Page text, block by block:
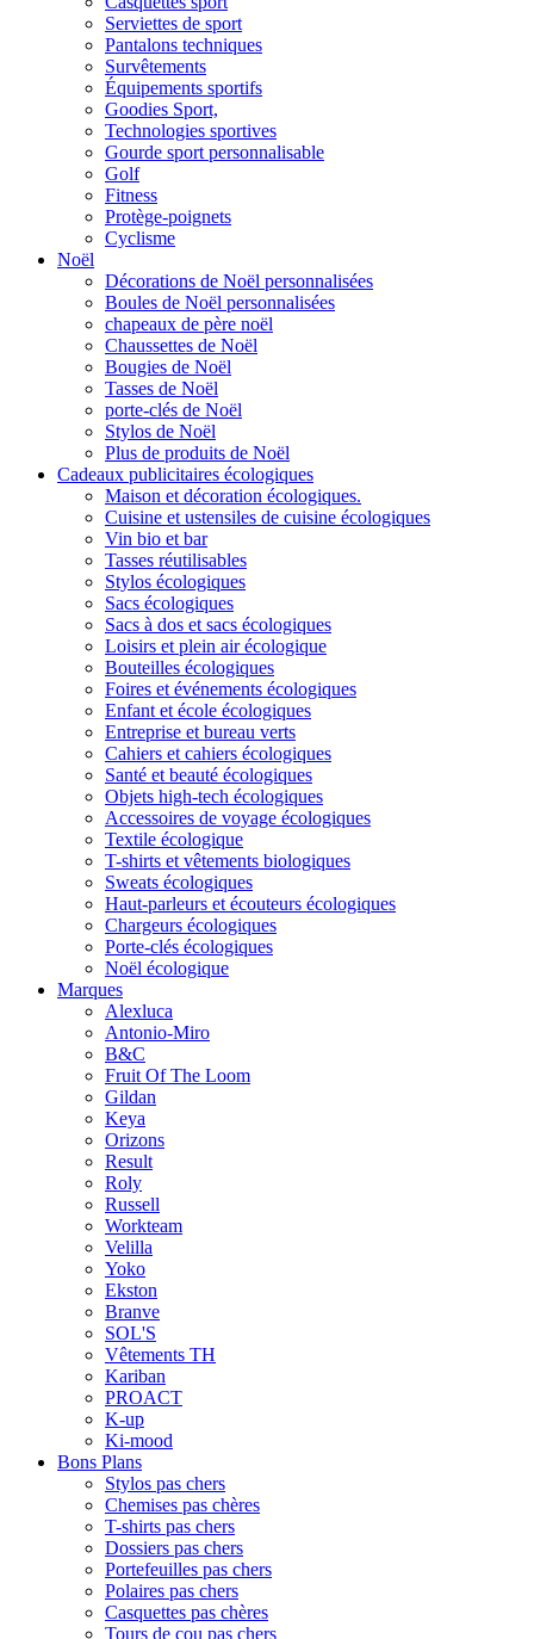
Serviettes de sport
Pantalons techniques
Survêtements
Équipements sportifs
Goodies Sport,
Technologies sportives
Gourde sport personnalisable
Golf
Fitness
Protège-poignets
Cyclisme
Noël
Décorations de Noël personnalisées
Boules de Noël personnalisées
chapeaux de père noël
Chaussettes de Noël
Bougies de Noël
Tasses de Noël
porte-clés de Noël
Stylos de Noël
Plus de produits de Noël
Cadeaux publicitaires écologiques
Maison et décoration écologiques.
Cuisine et ustensiles de cuisine écologiques
Vin bio et bar
Tasses réutilisables
Stylos écologiques
Sacs écologiques
Sacs à dos et sacs écologiques
Loisirs et plein air écologique
Bouteilles écologiques
Foires et événements écologiques
Enfant et école écologiques
Entreprise et bureau verts
Cahiers et cahiers écologiques
Santé et beauté écologiques
Objets high-tech écologiques
Accessoires de voyage écologiques
Textile écologique
T-shirts et vêtements biologiques
Sweats écologiques
Haut-parleurs et écouteurs écologiques
Chargeurs écologiques
Porte-clés écologiques
Noël écologique
Marques
Alexluca
Antonio-Miro
B&C
Fruit Of The Loom
Gildan
Keya
Orizons
Result
Roly
Russell
Workteam
Velilla
Yoko
Ekston
Branve
SOL'S
Vêtements TH
Kariban
PROACT
K-up
Ki-mood
Bons Plans
Stylos pas chers
Chemises pas chères
T-shirts pas chers
Dossiers pas chers
Portefeuilles pas chers
Polaires pas chers
Casquettes pas chères
Tours de cou pas chers